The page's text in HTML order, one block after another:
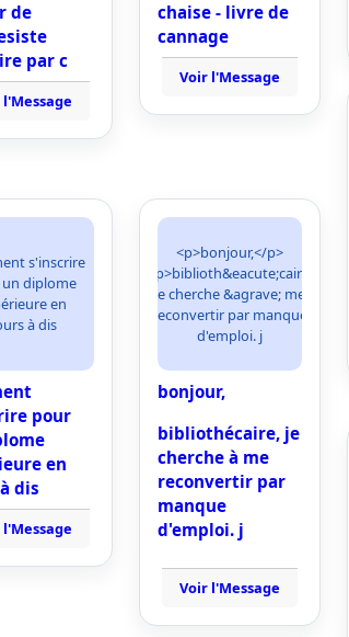
de
par c
chaise - livre de
cannage
Voir l'Message
s'inscrire
diplome
en
à dis
pour
en
dis
<p>bonjour,</p>
<p>biblioth&eacute;caire,
je cherche &agrave; me
reconvertir par manque
d'emploi. j
bonjour,
bibliothécaire, je
cherche à me
reconvertir par
manque
d'emploi. j
Voir l'Message